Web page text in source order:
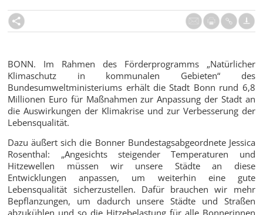
BONN. Im Rahmen des Förderprogramms „Natürlicher
Klimaschutz in kommunalen Gebieten“ des
Bundesumweltministeriums erhält die Stadt Bonn rund 6,8
Millionen Euro für Maßnahmen zur Anpassung der Stadt an
die Auswirkungen der Klimakrise und zur Verbesserung der
Lebensqualität.
Dazu äußert sich die Bonner Bundestagsabgeordnete Jessica
Rosenthal: „Angesichts steigender Temperaturen und
Hitzewellen müssen wir unsere Städte an diese
Entwicklungen anpassen, um weiterhin eine gute
Lebensqualität sicherzustellen. Dafür brauchen wir mehr
Bepflanzungen, um dadurch unsere Städte und Straßen